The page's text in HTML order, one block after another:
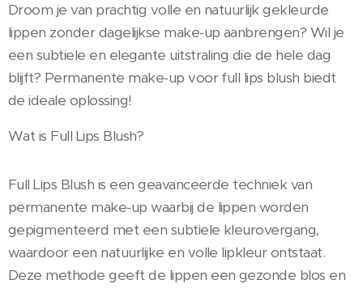
Droom je van prachtig volle en natuurlijk gekleurde
lippen zonder dagelijkse make-up aanbrengen? Wil je
een subtiele en elegante uitstraling die de hele dag
blijft? Permanente make-up voor full lips blush biedt
de ideale oplossing!
Wat is Full Lips Blush?
Full Lips Blush is een geavanceerde techniek van
permanente make-up waarbij de lippen worden
gepigmenteerd met een subtiele kleurovergang,
waardoor een natuurlijke en volle lipkleur ontstaat.
Deze methode geeft de lippen een gezonde blos en